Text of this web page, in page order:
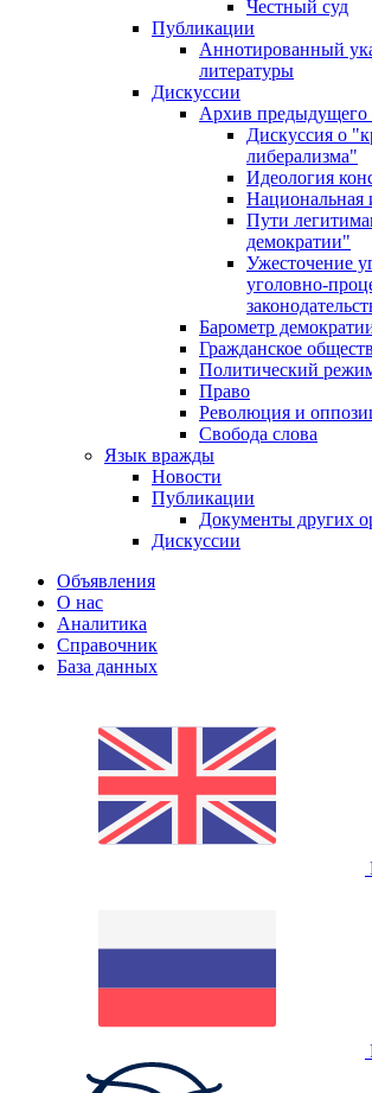
Честный суд
Публикации
Аннотированный
литературы
Дискуссии
Архив предыдущего
Дискуссия о
либерализма"
Идеология
Национальная
Пути
демократии"
Ужесточение
уголовно-
Барометр
Гражданское
Политический
Право
Революция и
Свобода слова
Язык вражды
Новости
Публикации
Документы других
Дискуссии
Объявления
О нас
Аналитика
Справочник
База данных